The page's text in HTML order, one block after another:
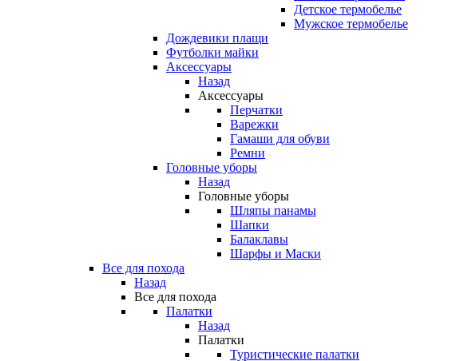
Детское термобелье
Мужское термобелье
Дождевики плащи
Футболки майки
Аксессуары
Назад
Аксессуары
Перчатки
Варежки
Гамаши для обуви
Ремни
Головные уборы
Назад
Головные уборы
Шляпы панамы
Шапки
Балаклавы
Шарфы и Маски
Все для похода
Назад
Все для похода
Палатки
Назад
Палатки
Туристические палатки